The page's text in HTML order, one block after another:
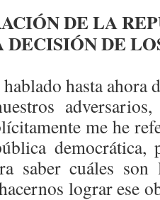
DE LA
DECISIÓN DE
hasta ahora
me he
democrática,
saber cuáles
lograr ese